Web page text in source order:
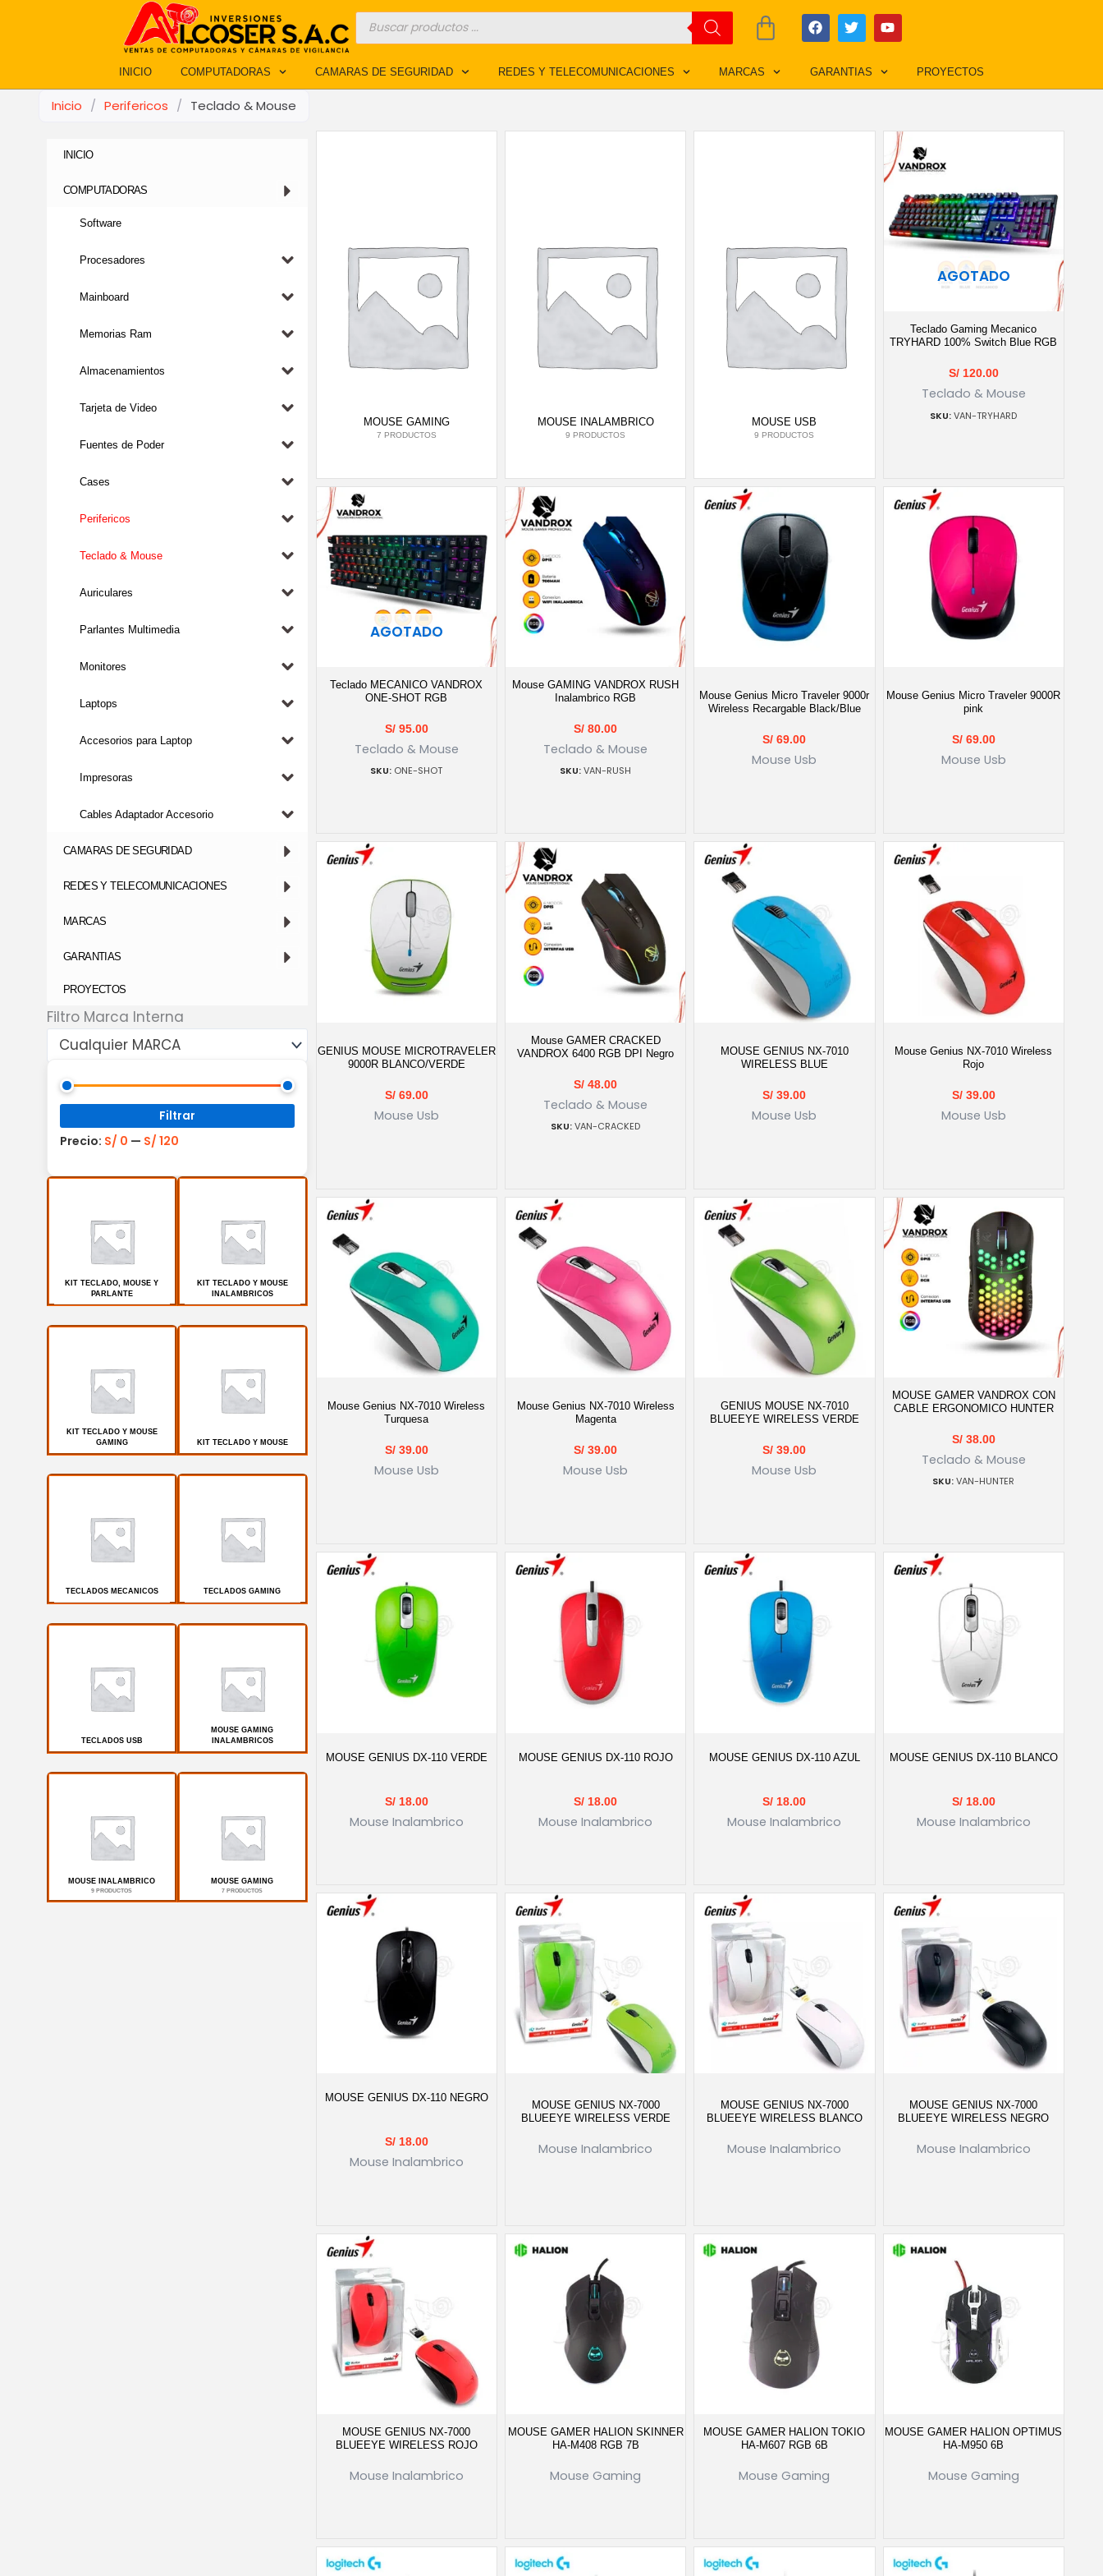
Búsqueda
de
productos
Cart F
a
c
b
o
T
w
i
t
e
Y
o
u
u
b
INICIO COMPUTADORAS CAMARAS DE SEGURIDAD REDES Y TELECOMUNICACIONES MARCAS GARANTIAS PROYECTOS
Inicio / Perifericos / Teclado & Mouse
INICIO
COMPUTADORAS
Software
Procesadores
Mainboard
Memorias Ram
Almacenamientos
Tarjeta de Video
Fuentes de Poder
Cases
Perifericos
Teclado & Mouse
Auriculares
Parlantes Multimedia
Monitores
Laptops
Accesorios para Laptop
Impresoras
Cables Adaptador Accesorio
CAMARAS DE SEGURIDAD
REDES Y TELECOMUNICACIONES
MARCAS
GARANTIAS
PROYECTOS
Filtro Marca Interna
Cualquier MARCA
mínimo
máximo
Filtrar
Precio: S/ 0 — S/ 120
KIT TECLADO, MOUSE Y
PARLANTE
KIT TECLADO Y MOUSE
INALAMBRICOS
KIT TECLADO Y MOUSE
GAMING
KIT TECLADO Y MOUSE
TECLADOS MECANICOS TECLADOS GAMING
TECLADOS USB
MOUSE GAMING
INALAMBRICOS
MOUSE INALAMBRICO
9 PRODUCTOS
MOUSE GAMING
7 PRODUCTOS
MOUSE GAMING
7 PRODUCTOS
MOUSE INALAMBRICO
9 PRODUCTOS
MOUSE USB
9 PRODUCTOS
AGOTADO
Teclado Gaming Mecanico
TRYHARD 100% Switch Blue RGB
S/120.00
Teclado & Mouse
VAN-TRYHARD
AGOTADO
Teclado MECANICO VANDROX
ONE-SHOT RGB
S/95.00
Teclado & Mouse
ONE-SHOT
Mouse GAMING VANDROX RUSH
Inalambrico RGB
S/ 80.00
Teclado & Mouse
VAN-RUSH
Mouse Genius Micro Traveler 9000r
Wireless Recargable Black/Blue
S/ 69.00
Mouse Usb
Mouse Genius Micro Traveler 9000R
pink
S/69.00
Mouse Usb
GENIUS MOUSE MICROTRAVELER
9000R BLANCO/VERDE
S/69.00
Mouse Usb
Mouse GAMER CRACKED
VANDROX 6400 RGB DPI Negro
S/ 48.00
Teclado & Mouse
VAN-CRACKED
MOUSE GENIUS NX-7010
WIRELESS BLUE
S/ 39.00
Mouse Usb
Mouse Genius NX-7010 Wireless
Rojo
S/39.00
Mouse Usb
Mouse Genius NX-7010 Wireless
Turquesa
S/39.00
Mouse Usb
Mouse Genius NX-7010 Wireless
Magenta
S/ 39.00
Mouse Usb
GENIUS MOUSE NX-7010
BLUEEYE WIRELESS VERDE
S/ 39.00
Mouse Usb
MOUSE GAMER VANDROX CON
CABLE ERGONOMICO HUNTER
S/38.00
Teclado & Mouse
VAN-HUNTER
MOUSE GENIUS DX-110 VERDE
S/18.00
Mouse Inalambrico
MOUSE GENIUS DX-110 ROJO
S/ 18.00
Mouse Inalambrico
MOUSE GENIUS DX-110 AZUL
S/ 18.00
Mouse Inalambrico
MOUSE GENIUS DX-110 BLANCO
S/18.00
Mouse Inalambrico
MOUSE GENIUS DX-110 NEGRO
S/18.00
Mouse Inalambrico
MOUSE GENIUS NX-7000
BLUEEYE WIRELESS VERDE
Mouse Inalambrico
MOUSE GENIUS NX-7000
BLUEEYE WIRELESS BLANCO
Mouse Inalambrico
MOUSE GENIUS NX-7000
BLUEEYE WIRELESS NEGRO
Mouse Inalambrico
MOUSE GENIUS NX-7000
BLUEEYE WIRELESS ROJO
Mouse Inalambrico
MOUSE GAMER HALION SKINNER
HA-M408 RGB 7B
Mouse Gaming
MOUSE GAMER HALION TOKIO
HA-M607 RGB 6B
Mouse Gaming
MOUSE GAMER HALION OPTIMUS
HA-M950 6B
Mouse Gaming